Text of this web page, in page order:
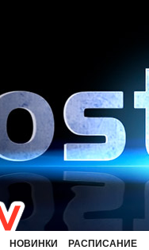
НОВИНКИ РАСПИСАНИЕ